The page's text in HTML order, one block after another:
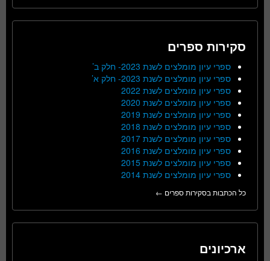
סקירות ספרים
ספרי עיון מומלצים לשנת 2023- חלק ב’
ספרי עיון מומלצים לשנת 2023- חלק א’
ספרי עיון מומלצים לשנת 2022
ספרי עיון מומלצים לשנת 2020
ספרי עיון מומלצים לשנת 2019
ספרי עיון מומלצים לשנת 2018
ספרי עיון מומלצים לשנת 2017
ספרי עיון מומלצים לשנת 2016
ספרי עיון מומלצים לשנת 2015
ספרי עיון מומלצים לשנת 2014
כל הכתבות בסקירות ספרים ←
ארכיונים